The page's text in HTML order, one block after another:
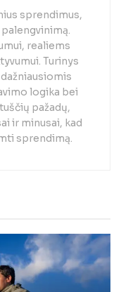
sprendimus,
realiems
Turinys
logika bei
pažadų,
ir minusai, kad
sprendimą.